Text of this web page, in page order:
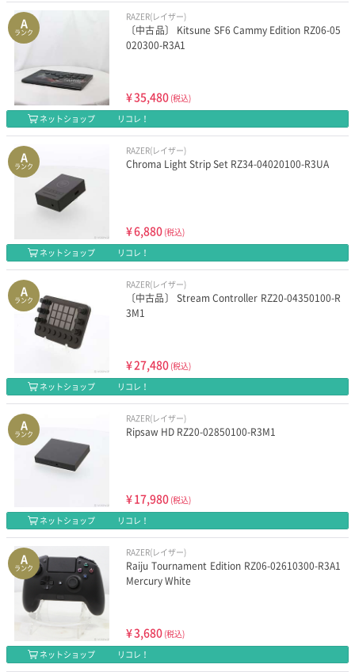
A
ランク
RAZER(レイザー)
〔中古品〕 Kitsune SF6 Cammy Edition RZ06-05
020300-R3A1
¥35,480 (税込)
ネットショップ
リコレ！
A
ランク
RAZER(レイザー)
Chroma Light Strip Set RZ34-04020100-R3UA
¥6,880 (税込)
ネットショップ
リコレ！
A
ランク
RAZER(レイザー)
〔中古品〕 Stream Controller RZ20-04350100-R
3M1
¥27,480 (税込)
ネットショップ
リコレ！
A
ランク
RAZER(レイザー)
Ripsaw HD RZ20-02850100-R3M1
¥17,980 (税込)
ネットショップ
リコレ！
A
ランク
RAZER(レイザー)
Raiju Tournament Edition RZ06-02610300-R3A1
Mercury White
¥3,680 (税込)
ネットショップ
リコレ！